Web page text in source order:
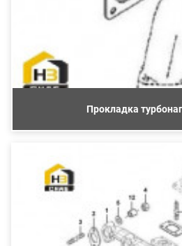
Прокладка